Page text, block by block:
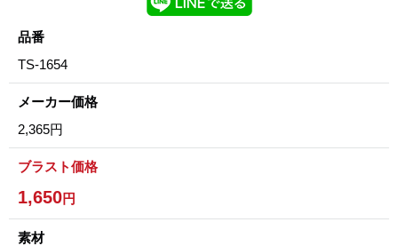
品番
TS-1654
メーカー価格
2,365円
ブラスト価格
1,650円
素材